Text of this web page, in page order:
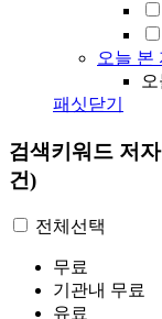
오늘 본
패싯닫기
검색키워드 저
건)
전체선택
무료
기관내 무료
유료